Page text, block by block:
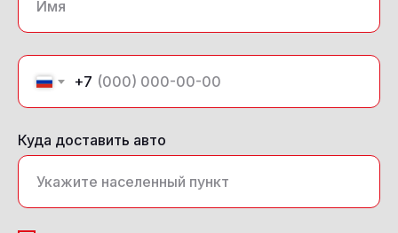
+7
Куда доставить авто